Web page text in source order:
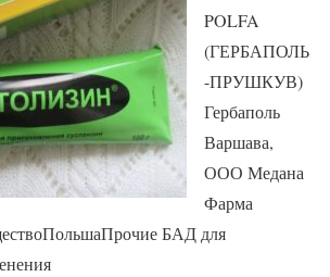
POLFA
(ГЕРБАПОЛЬ
-ПРУШКУВ)
Гербаполь
Варшава,
ООО Медана
Фарма
БАД для